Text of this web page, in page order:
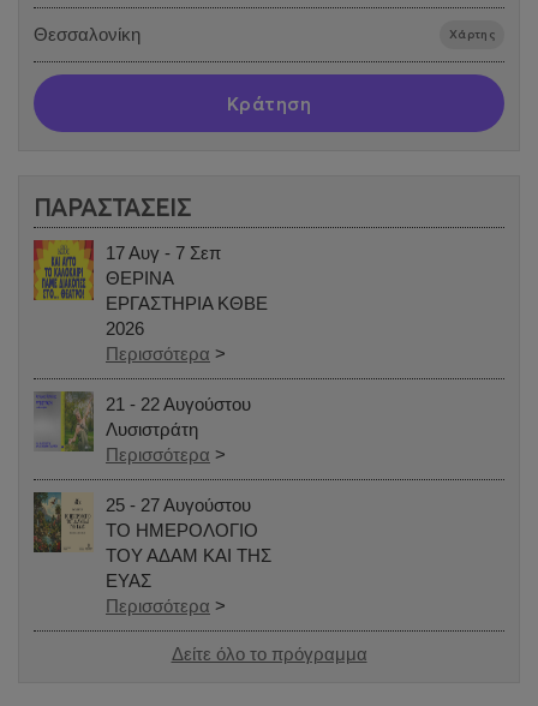
Θεσσαλονίκη Χάρτης
Κράτηση
ΠΑΡΑΣΤΑΣΕΙΣ
17 Αυγ - 7 Σεπ
ΘΕΡΙΝΑ
ΕΡΓΑΣΤΗΡΙΑ ΚΘΒΕ
2026
Περισσότερα >
21 - 22 Αυγούστου
Λυσιστράτη
Περισσότερα >
25 - 27 Αυγούστου
ΤΟ ΗΜΕΡΟΛΟΓΙΟ
ΤΟΥ ΑΔΑΜ ΚΑΙ ΤΗΣ
ΕΥΑΣ
Περισσότερα >
Δείτε όλο το πρόγραμμα